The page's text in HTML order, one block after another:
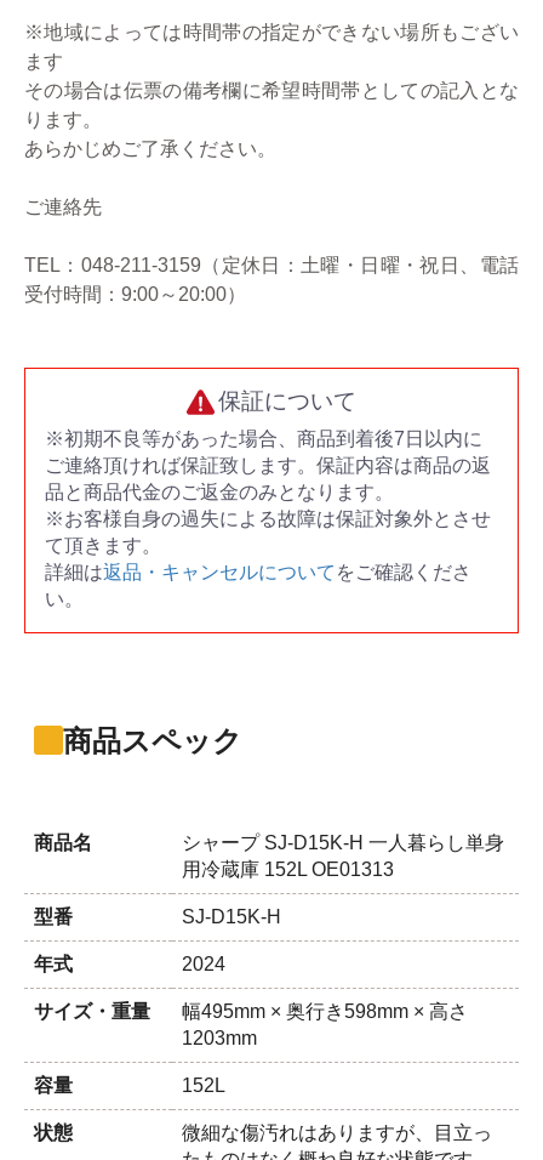
※地域によっては時間帯の指定ができない場所もござい
ます
その場合は伝票の備考欄に希望時間帯としての記入とな
ります。
あらかじめご了承ください。
ご連絡先
TEL：048-211-3159（定休日：土曜・日曜・祝日、電話
受付時間：9:00～20:00）
保証について
※初期不良等があった場合、商品到着後7日以内に
ご連絡頂ければ保証致します。保証内容は商品の返
品と商品代金のご返金のみとなります。
※お客様自身の過失による故障は保証対象外とさせ
て頂きます。
詳細は返品・キャンセルについて をご確認くださ
い。
商品スペック
商品名
シャープ SJ-D15K-H 一人暮らし単身
用冷蔵庫 152L OE01313
型番 SJ-D15K-H
年式 2024
サイズ・重量
幅495mm × 奥行き598mm × 高さ
1203mm
容量 152L
状態
微細な傷汚れはありますが、目立っ